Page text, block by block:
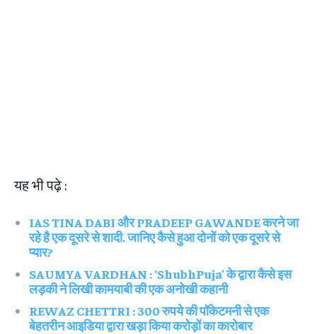
यह भी पढ़े :
IAS TINA DABI और PRADEEP GAWANDE करने जा
रहे है एक दूसरे से शादी. जानिए कैसे हुआ दोनों को एक दूसरे से
प्यार?
SAUMYA VARDHAN : ‘ShubhPuja’ के द्वारा कैसे इस
लड़की ने लिखी कामयाबी की एक अनोखी कहानी
REWAZ CHETTRI : 300 रुपये की पॉकेटमनी से एक
बेहतरीन आइडिया द्वारा खड़ा किया करोड़ों का कारोबार